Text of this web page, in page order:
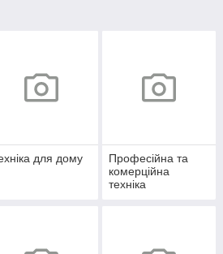
для дому
Професійна та
комерційна
техніка